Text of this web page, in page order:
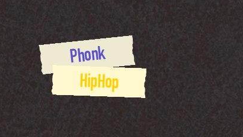
Phonk
HipHop